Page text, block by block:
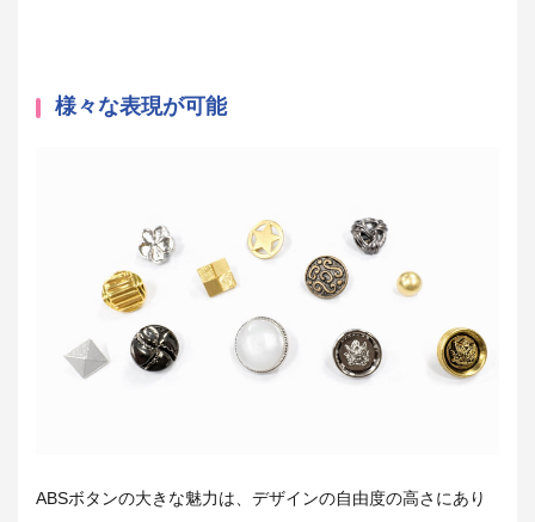
様々な表現が可能
ABSボタンの大きな魅力は、デザインの自由度の高さにあり